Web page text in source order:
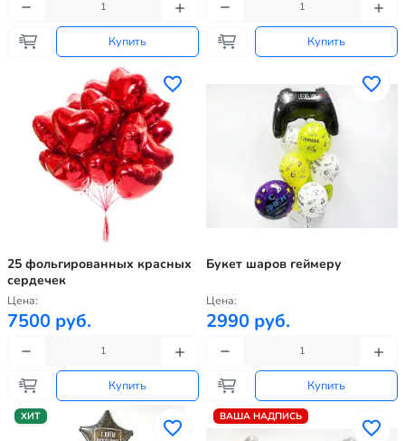
Купить Купить
25 фольгированных красных
сердечек
Цена:
7500 руб.
Купить
Букет шаров геймеру
Цена:
2990 руб.
Купить
ХИТ ВАША НАДПИСЬ